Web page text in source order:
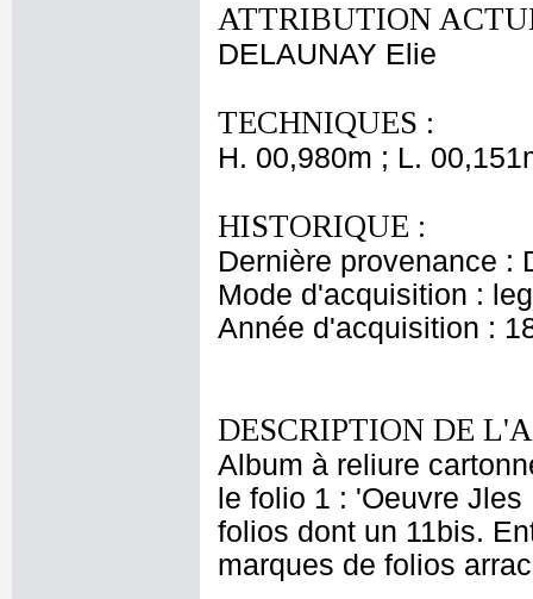
ATTRIBUTION
DELAUNAY Elie
TECHNIQUES :
H. 00,980m ; L.
HISTORIQUE :
Dernière provenance :
Mode d'acquisition :
Année d'acquisition :
DESCRIPTION DE
Album à reliure
le folio 1 : 'Oeuvre
folios dont un 11bis.
marques de folios